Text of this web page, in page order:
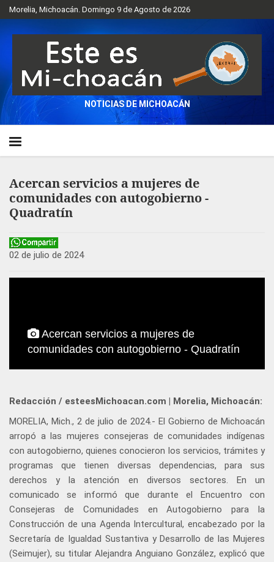
Morelia, Michoacán. Domingo 9 de Agosto de 2026
NOTICIAS DE MICHOACÁN
Acercan servicios a mujeres de
comunidades con autogobierno -
Quadratín
02 de julio de 2024
Acercan servicios a mujeres de
comunidades con autogobierno - Quadratín
Redacción / esteesMichoacan.com | Morelia, Michoacán:
MORELIA, Mich., 2 de julio de 2024.- El Gobierno de Michoacán
arropó a las mujeres consejeras de comunidades indígenas
con autogobierno, quienes conocieron los servicios, trámites y
programas que tienen diversas dependencias, para sus
derechos y la atención en diversos sectores. En un
comunicado se informó que durante el Encuentro con
Consejeras de Comunidades en Autogobierno para la
Construcción de una Agenda Intercultural, encabezado por la
Secretaría de Igualdad Sustantiva y Desarrollo de las Mujeres
(Seimujer), su titular Alejandra Anguiano González, explicó que